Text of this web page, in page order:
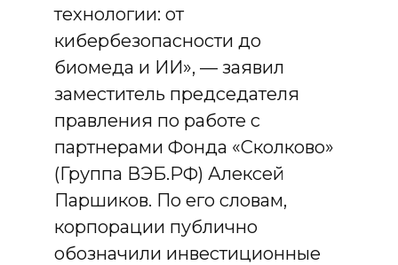
технологии: от
кибербезопасности до
биомеда и ИИ», — заявил
заместитель председателя
правления по работе с
партнерами Фонда «Сколково»
(Группа ВЭБ.РФ) Алексей
Паршиков. По его словам,
корпорации публично
обозначили инвестиционные